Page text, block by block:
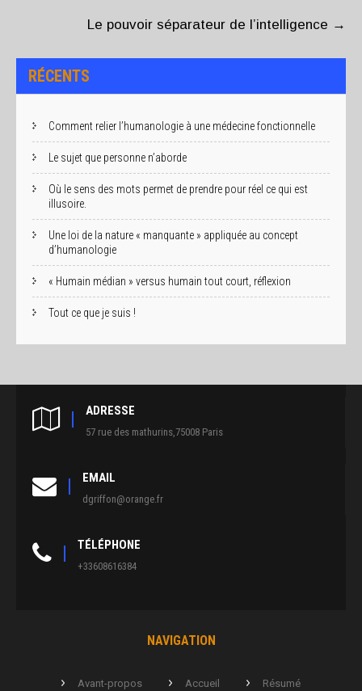
Le pouvoir séparateur de l’intelligence →
RÉCENTS
Comment relier l’humanologie à une médecine fonctionnelle
Le sujet que personne n’aborde
Où le sens des mots permet de prendre pour réel ce qui est
illusoire.
Une loi de la nature « manquante » appliquée au concept
d’humanologie
« Humain médian » versus humain tout court, réflexion
Tout ce que je suis !
ADRESSE
57 rue des mathurins,75008 Paris
EMAIL
dgriffon@orange.fr
TÉLÉPHONE
+33608616384
NAVIGATION
Avant-propos Accueil
Résumé